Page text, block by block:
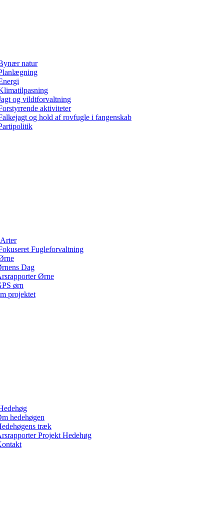
natur
og vildtforvaltning
aktiviteter
og hold af rovfugle i fangenskab
Arter
Fugleforvaltning
Dag
Ørne
ørn
projektet
hedehøgen
træk
Projekt Hedehøg